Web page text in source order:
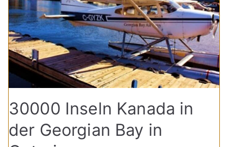
30000 Inseln Kanada in
der Georgian Bay in